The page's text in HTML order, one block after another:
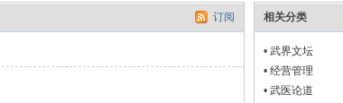
订阅 相关分类
• 武界文坛
• 经营管理
• 武医论道